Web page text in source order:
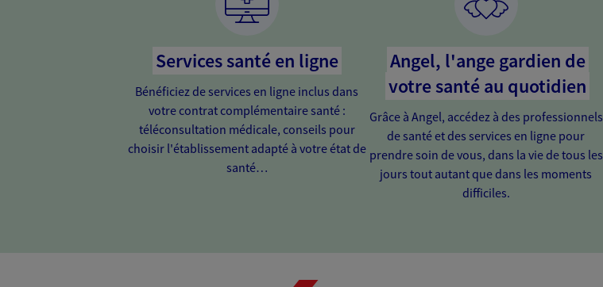
Services santé en ligne
Bénéficiez de services en ligne inclus dans
votre contrat complémentaire santé :
téléconsultation médicale, conseils pour
choisir l'établissement adapté à votre état de
santé…
Angel, l'ange gardien de
votre santé au quotidien
Grâce à Angel, accédez à des professionnels
de santé et des services en ligne pour
prendre soin de vous, dans la vie de tous les
jours tout autant que dans les moments
difficiles.